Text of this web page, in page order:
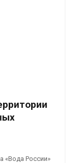
«Вода России»